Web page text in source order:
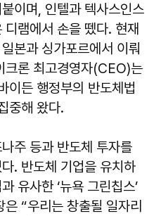
이며, 인텔과 텍사스인스
램에서 손을 뗐다. 현재
본과 싱가포르에서 이뤄
크론 최고경영자(CEO)는
이든 행정부의 반도체법
중해 왔다.
주 등과 반도체 투자를
. 반도체 기업을 유치하
유사한 ‘뉴욕 그린칩스’
“우리는 창출될 일자리